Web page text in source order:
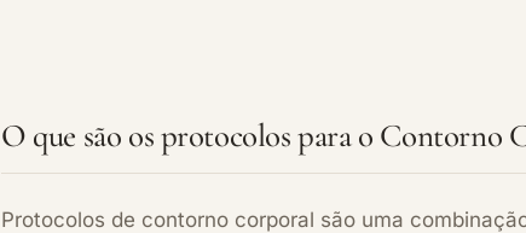
O que são os protocolos para o Contorno
Protocolos de contorno corporal são uma